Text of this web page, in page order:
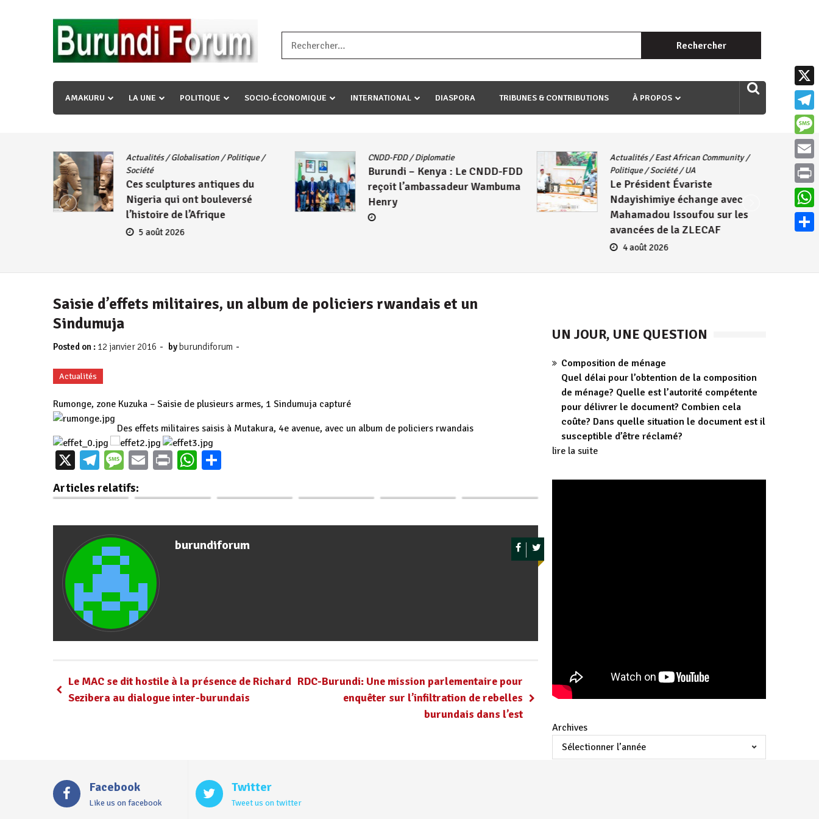
« Ingorane si ugupfa , ingorane ni ugupfa nabi ,gupfa ataco umariye umuryango wawe canke igihugu cakwibarutse .Wewe uri ngaha ndagusigiye iki kibazo : Uriko ukora iki kugira ngo
uzopfire neza umuryango n’igihugu cakwibarutse ? »
Rechercher :
AMAKURU LA UNE POLITIQUE SOCIO-ÉCONOMIQUE INTERNATIONAL DIASPORA TRIBUNES & CONTRIBUTIONS À PROPOS
Actualités/Globalisation/Politique/
Société
Ces sculptures antiques du
Nigeria qui ont bouleversé
l’histoire de l’Afrique
5 août 2026
CNDD-FDD/Diplomatie
Burundi – Kenya : Le CNDD-FDD
reçoit l’ambassadeur Wambuma
Henry
Actualités/East African Community/
Politique/Société/UA
Le Président Évariste
Ndayishimiye échange avec
Mahamadou Issoufou sur les
avancées de la ZLECAF
4 août 2026
Saisie d’effets militaires, un album de policiers rwandais et un
Sindumuja
Posted on : 12 janvier 2016 - by burundiforum -
Actualités
Rumonge, zone Kuzuka – Saisie de plusieurs armes, 1 Sindumuja capturé
Des effets militaires saisis à Mutakura, 4e avenue, avec un album de policiers rwandais
X Telegram
Message
EmailPrintWhatsApp
Articles relatifs:
Burunga : Les
et policiers…
Affaire Bunyoni :
burundiforum
Le MAC se dit hostile à la présence de Richard
Sezibera au dialogue inter-burundais
RDC-Burundi: Une mission parlementaire pour
enquêter sur l’infiltration de rebelles
burundais dans l’est
UN JOUR, UNE QUESTION
Composition de ménage
Quel délai pour l’obtention de la composition
de ménage? Quelle est l’autorité compétente
pour délivrer le document? Combien cela
coûte? Dans quelle situation le document est il
susceptible d’être réclamé?
lire la suite
Archives
Facebook
Like us on facebook
Twitter
Tweet us on twitter
X
Email
Print